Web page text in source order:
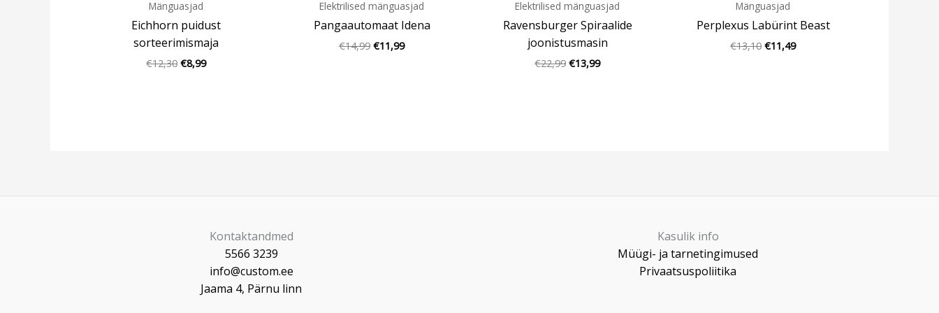
Mänguasjad
Eichhorn puidust
sorteerimismaja
€12,30 €8,99
Elektrilised mänguasjad
Pangaautomaat Idena
€14,99 €11,99
Elektrilised mänguasjad
Ravensburger Spiraalide
joonistusmasin
€22,99 €13,99
Mänguasjad
Perplexus Labürint Beast
€13,10 €11,49
Kontaktandmed
5566 3239
info@custom.ee
Jaama 4, Pärnu linn
Kasulik info
Müügi- ja tarnetingimused
Privaatsuspoliitika